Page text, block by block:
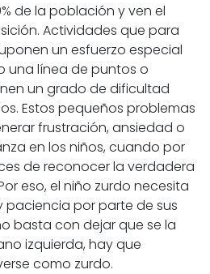
de la población y ven el
Actividades que para
un esfuerzo especial
una línea de puntos o
un grado de dificultad
Estos pequeños problemas
frustración, ansiedad o
en los niños, cuando por
de reconocer la verdadera
eso, el niño zurdo necesita
por parte de sus
basta con dejar que se la
izquierda, hay que
como zurdo.